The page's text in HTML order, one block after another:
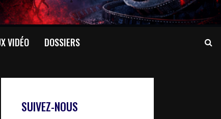
VIDÉO DOSSIERS
SUIVEZ-NOUS